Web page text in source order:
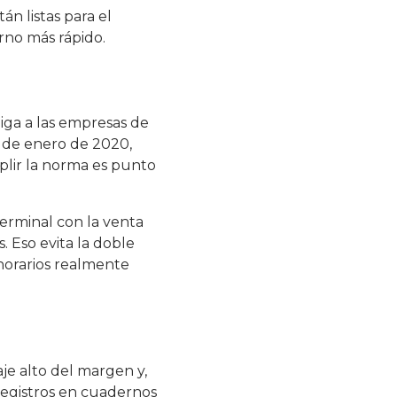
listas para el
más rápido.
a las empresas de
enero de 2020,
la norma es punto
con la venta
Eso evita la doble
realmente
alto del margen y,
en cuadernos